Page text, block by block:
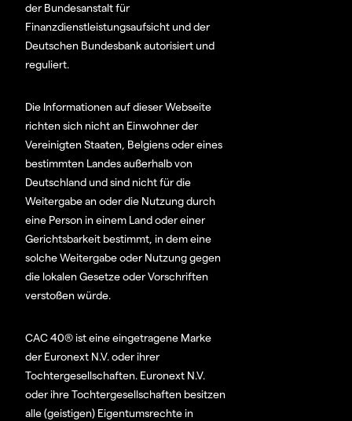
der Bundesanstalt für
Finanzdienstleistungsaufsicht und der
Deutschen Bundesbank autorisiert und
reguliert.
Die Informationen auf dieser Webseite
richten sich nicht an Einwohner der
Vereinigten Staaten, Belgiens oder eines
bestimmten Landes außerhalb von
Deutschland und sind nicht für die
Weitergabe an oder die Nutzung durch
eine Person in einem Land oder einer
Gerichtsbarkeit bestimmt, in dem eine
solche Weitergabe oder Nutzung gegen
die lokalen Gesetze oder Vorschriften
verstoßen würde.
CAC 40® ist eine eingetragene Marke
der Euronext N.V. oder ihrer
Tochtergesellschaften. Euronext N.V.
oder ihre Tochtergesellschaften besitzen
alle (geistigen) Eigentumsrechte in